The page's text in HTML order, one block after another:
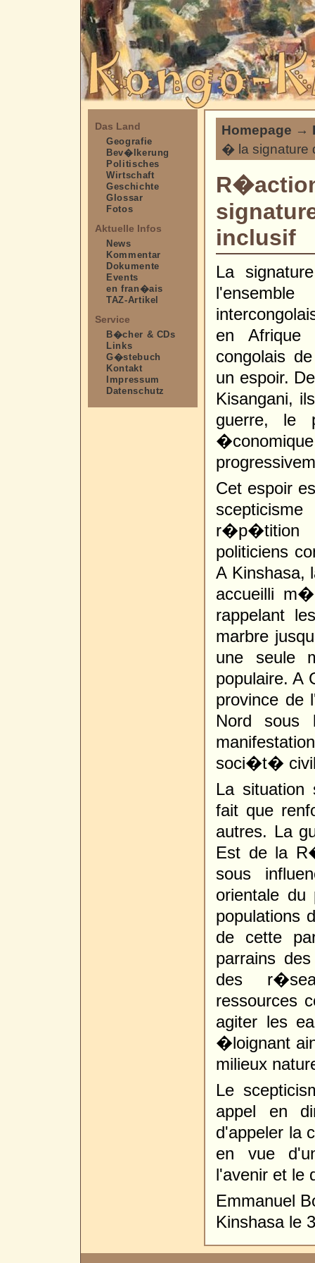
Das Land
Geografie
Bev�lkerung
Politisches
Wirtschaft
Geschichte
Glossar
Fotos
Aktuelle Infos
News
Kommentar
Dokumente
Events
en fran�ais
TAZ-Artikel
Service
B�cher & CDs
Links
G�stebuch
Kontakt
Impressum
Datenschutz
Homepage →
� la signature
inclusif
La
en
congolais
un espoir.
Kisangani,
guerre, le
Cet espoir
r�p�tition
politiciens
A Kinshasa,
accueilli
rappelant
marbre
une seule
populaire. A
province de
Nord sous
soci�t�
La
fait que
autres. La
Est de la
sous
orientale du
populations
de cette
parrains
des
ressources
agiter les
�loignant
milieux
Le
appel en
d'appeler la
en vue
l'avenir et le
Emmanuel
Kinshasa le